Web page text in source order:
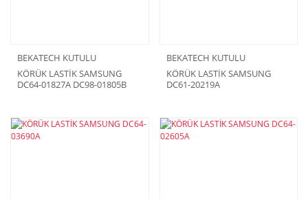
BEKATECH KUTULU
KÖRÜK LASTİK SAMSUNG
DC64-01827A DC98-01805B
BEKATECH KUTULU
KÖRÜK LASTİK SAMSUNG
DC61-20219A